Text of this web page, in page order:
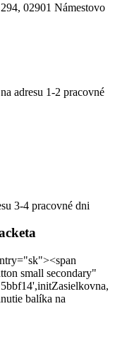
02901 Námestovo
adresu 1-2 pracovné
3-4 pracovné dni
small secondary"
balíka na